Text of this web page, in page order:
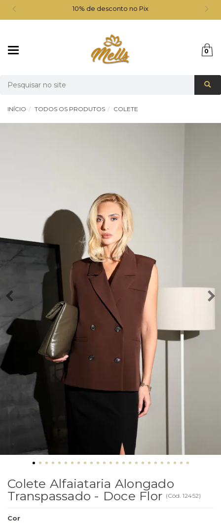
10% de desconto no Pix
0
INÍCIO TODOS OS PRODUTOS COLETE
Colete Alfaiataria Alongado
Transpassado - Doce Flor (Cód. 12452)
Cor